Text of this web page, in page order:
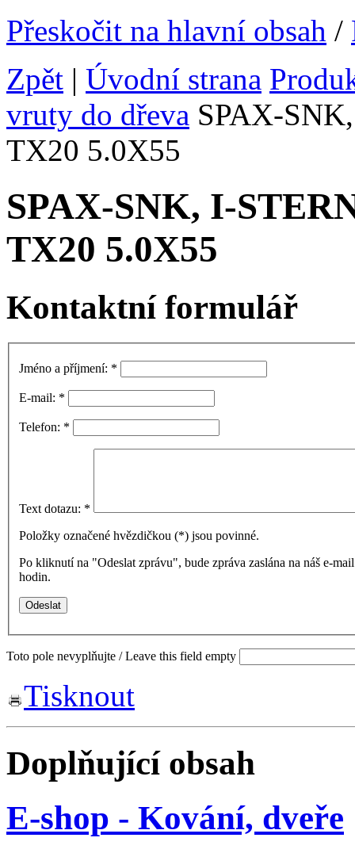
Přeskočit na hlavní obsah /
Zpět | Úvodní strana
vruty do dřeva SPAX-
TX20 5.0X55
SPAX-SNK, I-
TX20 5.0X55
Kontaktní formulář
Jméno a příjmení: *
E-mail: *
Telefon: *
Text dotazu: *
Položky označené hvězdičkou (*) jsou povinné.
Po kliknutí na "Odeslat zprávu", bude zpráva zaslána na náš e-
hodin.
Toto pole nevyplňujte / Leave this field empty
Tisknout
Doplňující obsah
E-shop - Kování, dveře